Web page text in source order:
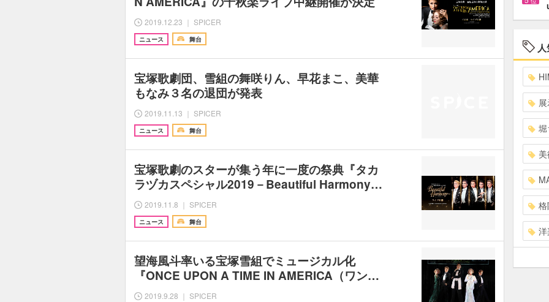
2019.12.23 ｜ SPICER
ニュース 舞台
宝塚歌劇団、雪組の舞咲りん、早花まこ、美華
もなみ３名の退団が発表
2019.11.13 ｜ SPICER
ニュース 舞台
宝塚歌劇のスターが集う年に一度の祭典『タカ
ラヅカスペシャル2019－Beautiful Harmony…
2019.11.8 ｜ SPICER
ニュース 舞台
望海風斗率いる宝塚雪組でミュージカル化
『ONCE UPON A TIME IN AMERICA（ワン…
2019.9.28 ｜ SPICER